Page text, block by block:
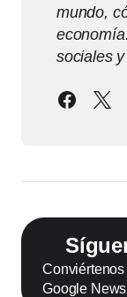
mundo,
sociales
Conviértenos
Google News